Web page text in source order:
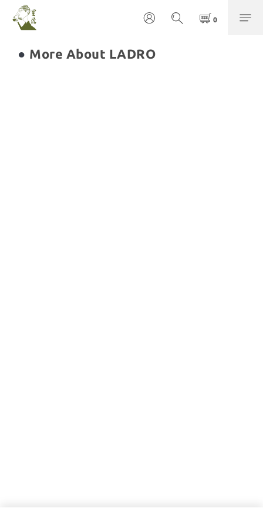
● More About LADRO